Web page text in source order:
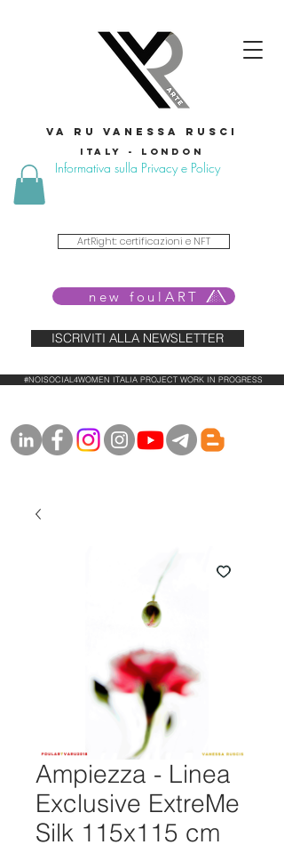
VA RU VANESSA RUSCI
Italy - London
Informativa sulla Privacy e Policy
ArtRight: certificazioni e NFT
new foulART
ISCRIVITI ALLA NEWSLETTER
#NOISOCIAL4WOMEN ITALIA PROJECT WORK IN PROGRESS
Ampiezza - Linea
Exclusive ExtreMe
Silk 115x115 cm